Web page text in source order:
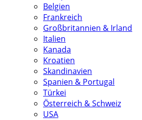
Belgien
Frankreich
Großbritannien & Irland
Italien
Kanada
Kroatien
Skandinavien
Spanien & Portugal
Türkei
Österreich & Schweiz
USA